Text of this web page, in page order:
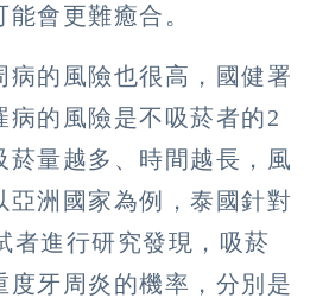
會更難癒合。
病的風險也很高，國健署
病的風險是不吸菸者的2
菸量越多、時間越長，風
亞洲國家為例，泰國針對
者進行研究發現，吸菸
度牙周炎的機率，分別是